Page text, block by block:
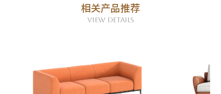
相关产品推荐
VIEW DETAILS